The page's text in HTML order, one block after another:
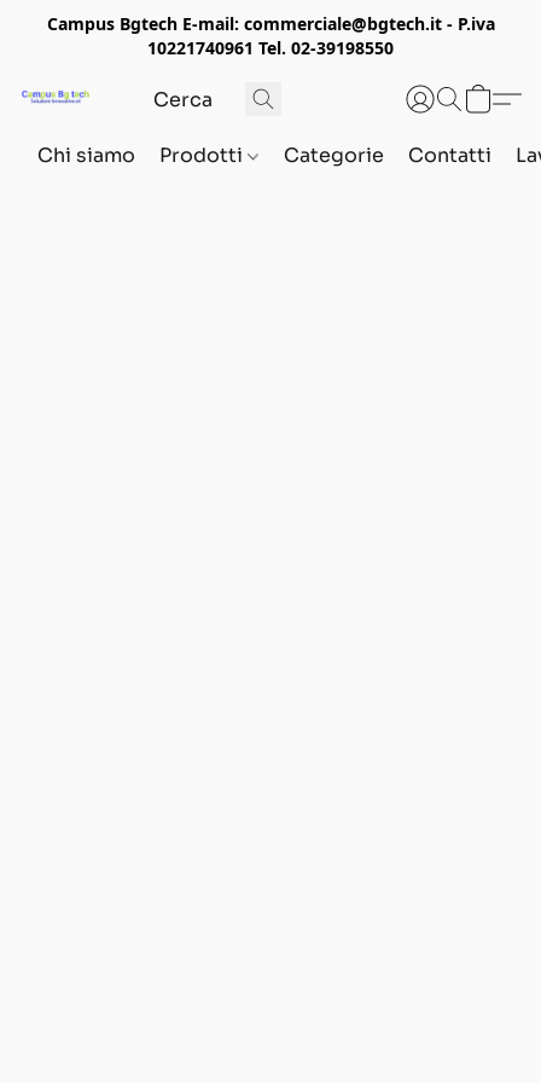
Campus Bgtech E-mail: commerciale@bgtech.it - P.iva
10221740961 Tel. 02-39198550
Chi siamo Prodotti Categorie Contatti